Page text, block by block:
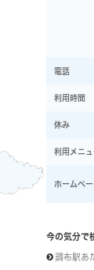
電話
利用時間
休み
利用メニ
ホームペ
今の気分で
調布駅あ